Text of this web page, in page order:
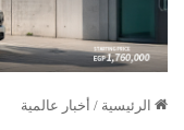
الرئيسية / أخبار عالمية